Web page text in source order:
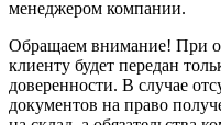
менеджером компании.
Обращаем внимание! При
клиенту будет передан
доверенности. В случае
документов на право